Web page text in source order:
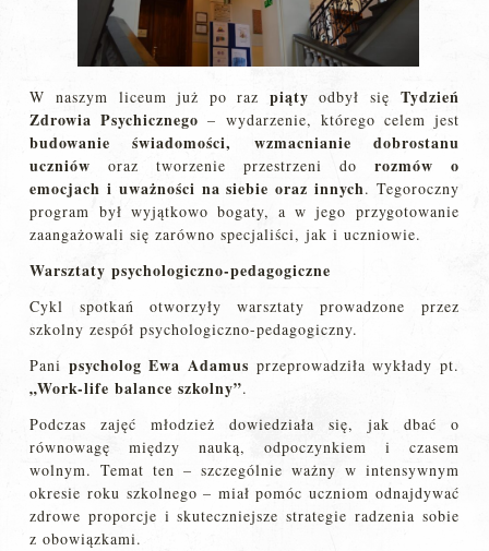
W naszym liceum już po raz piąty odbył się Tydzień
Zdrowia Psychicznego – wydarzenie, którego celem jest
budowanie świadomości, wzmacnianie dobrostanu
uczniów oraz tworzenie przestrzeni do rozmów o
emocjach i uważności na siebie oraz innych. Tegoroczny
program był wyjątkowo bogaty, a w jego przygotowanie
zaangażowali się zarówno specjaliści, jak i uczniowie.
Warsztaty psychologiczno-pedagogiczne
Cykl spotkań otworzyły warsztaty prowadzone przez
szkolny zespół psychologiczno-pedagogiczny.
Pani psycholog Ewa Adamus przeprowadziła wykłady pt.
„Work-life balance szkolny”.
Podczas zajęć młodzież dowiedziała się, jak dbać o
równowagę między nauką, odpoczynkiem i czasem
wolnym. Temat ten – szczególnie ważny w intensywnym
okresie roku szkolnego – miał pomóc uczniom odnajdywać
zdrowe proporcje i skuteczniejsze strategie radzenia sobie
z obowiązkami.